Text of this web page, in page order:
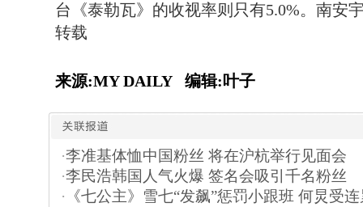
台《泰勒瓦》的收视率则只有5.0%。南安
转载
来源:MY DAILY 编辑:叶子
·李准基体恤中国粉丝 将在沪杭举行见面会
·李民浩韩国人气火爆 签名会吸引千名粉丝
· 《七公主》雪七“发飙”惩罚小跟班 何炅受